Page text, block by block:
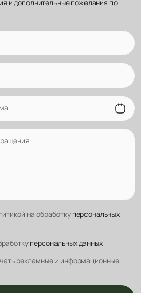
и дополнительные пожелания по
на обработку персональных
персональных данных
рекламные и информационные